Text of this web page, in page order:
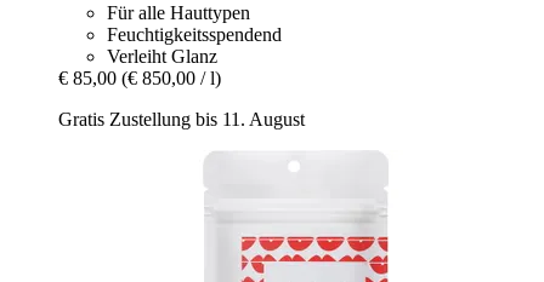
Für alle Hauttypen
Feuchtigkeitsspendend
Verleiht Glanz
€ 85,00 (€ 850,00 / l)
Gratis Zustellung bis 11. August